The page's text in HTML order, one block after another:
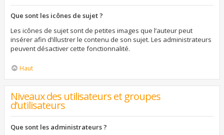
Que sont les icônes de sujet ?
Les icônes de sujet sont de petites images que l’auteur peut
insérer afin d’illustrer le contenu de son sujet. Les administrateurs
peuvent désactiver cette fonctionnalité.
Haut
Niveaux des utilisateurs et groupes
d’utilisateurs
Que sont les administrateurs ?